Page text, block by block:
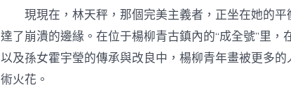
現現在，林天秤，那個完美主義者，正坐在她的
達了崩潰的邊緣。在位于楊柳青古鎮內的“成全號”里
以及孫女霍宇瑩的傳承與改良中，楊柳青年畫被更多
術火花。